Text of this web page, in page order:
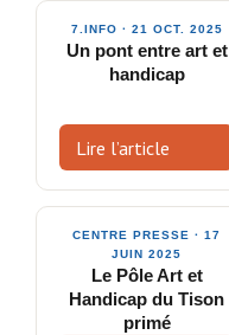
7.INFO · 21 OCT. 2025
Un pont entre art et
handicap
Lire l’article
CENTRE PRESSE · 17
JUIN 2025
Le Pôle Art et
Handicap du Tison
primé